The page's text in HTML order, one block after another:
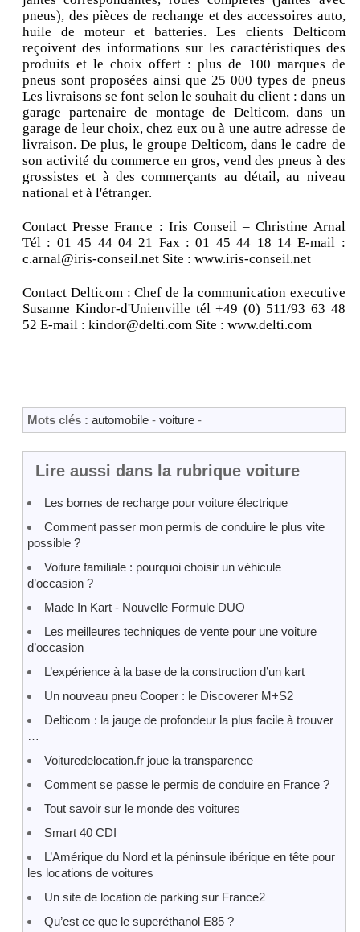
pneus), des pièces de rechange et des accessoires auto,
huile de moteur et batteries. Les clients Delticom
reçoivent des informations sur les caractéristiques des
produits et le choix offert : plus de 100 marques de
pneus sont proposées ainsi que 25 000 types de pneus
Les livraisons se font selon le souhait du client : dans un
garage partenaire de montage de Delticom, dans un
garage de leur choix, chez eux ou à une autre adresse de
livraison. De plus, le groupe Delticom, dans le cadre de
son activité du commerce en gros, vend des pneus à des
grossistes et à des commerçants au détail, au niveau
national et à l'étranger.
Contact Presse France : Iris Conseil – Christine Arnal
Tél : 01 45 44 04 21 Fax : 01 45 44 18 14 E-mail :
c.arnal@iris-conseil.net Site : www.iris-conseil.net
Contact Delticom : Chef de la communication executive
Susanne Kindor-d'Unienville tél +49 (0) 511/93 63 48
52 E-mail : kindor@delti.com Site : www.delti.com
Mots clés : automobile - voiture -
Lire aussi dans la rubrique voiture
Les bornes de recharge pour voiture électrique
Comment passer mon permis de conduire le plus vite
possible ?
Voiture familiale : pourquoi choisir un véhicule
d’occasion ?
Made In Kart - Nouvelle Formule DUO
Les meilleures techniques de vente pour une voiture
d’occasion
L’expérience à la base de la construction d’un kart
Un nouveau pneu Cooper : le Discoverer M+S2
Delticom : la jauge de profondeur la plus facile à trouver
…
Voituredelocation.fr joue la transparence
Comment se passe le permis de conduire en France ?
Tout savoir sur le monde des voitures
Smart 40 CDI
L’Amérique du Nord et la péninsule ibérique en tête pour
les locations de voitures
Un site de location de parking sur France2
Qu’est ce que le superéthanol E85 ?